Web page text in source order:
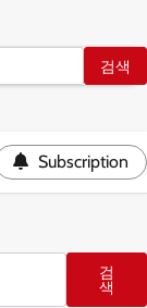
Subscription
검
색